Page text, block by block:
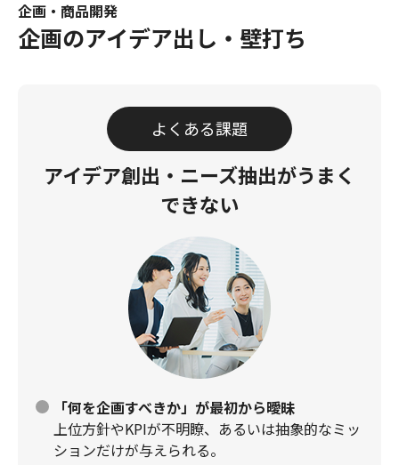
企画・商品開発
企画のアイデア出し・壁打ち
よくある課題
アイデア創出・ニーズ抽出がうまく
できない
「何を企画すべきか」が最初から曖昧
上位方針やKPIが不明瞭、あるいは抽象的なミッ
ションだけが与えられる。